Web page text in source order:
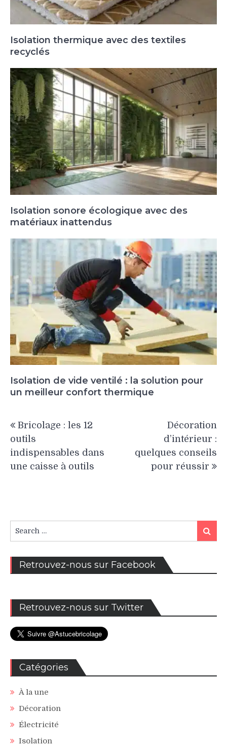
Isolation thermique avec des textiles
recyclés
Isolation sonore écologique avec des
matériaux inattendus
Isolation de vide ventilé : la solution pour
un meilleur confort thermique
de
l’article
Bricolage : les 12
outils
indispensables dans
une caisse à outils
Décoration
d’intérieur :
quelques conseils
pour réussir
for:
Search
Retrouvez-nous sur Facebook
Retrouvez-nous sur Twitter
Catégories
À la une
Décoration
Électricité
Isolation